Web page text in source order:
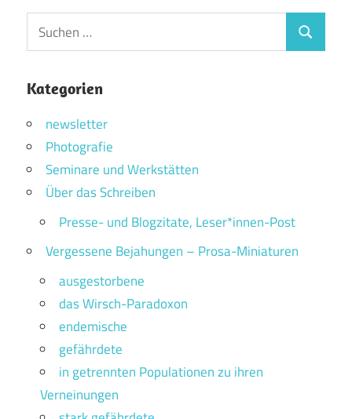
Beiträge
Suchen
nach:
Suchen
Kategorien
newsletter
Photografie
Seminare und Werkstätten
Über das Schreiben
Presse- und Blogzitate, Leser*innen-Post
Vergessene Bejahungen – Prosa-Miniaturen
ausgestorbene
das Wirsch-Paradoxon
endemische
gefährdete
in getrennten Populationen zu ihren
Verneinungen